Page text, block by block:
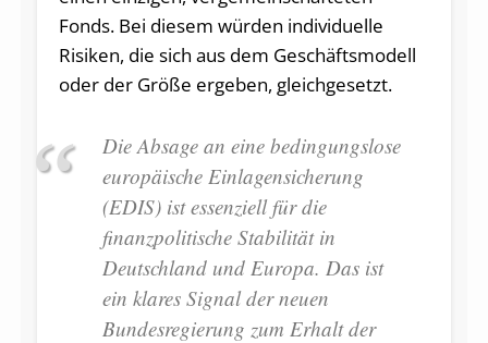
Fonds. Bei diesem würden individuelle
Risiken, die sich aus dem Geschäftsmodell
oder der Größe ergeben, gleichgesetzt.
Die Absage an eine bedingungslose
europäische Einlagensicherung
(EDIS) ist essenziell für die
finanzpolitische Stabilität in
Deutschland und Europa. Das ist
ein klares Signal der neuen
Bundesregierung zum Erhalt der